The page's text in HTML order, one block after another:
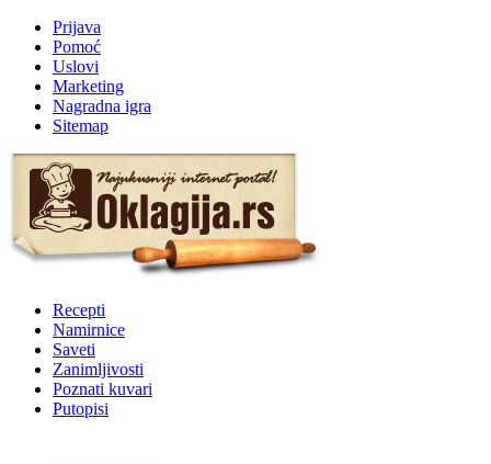
Prijava
Pomoć
Uslovi
Marketing
Nagradna igra
Sitemap
Recepti
Namirnice
Saveti
Zanimljivosti
Poznati kuvari
Putopisi